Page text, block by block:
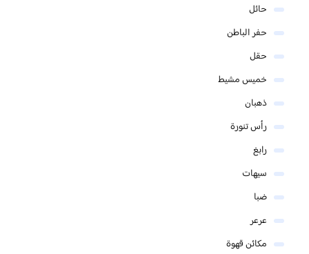
حائل
حفر الباطن
حقل
خميس مشيط
ذهبان
رأس تنورة
رابغ
سيهات
ضبا
عرعر
مكائن قهوة